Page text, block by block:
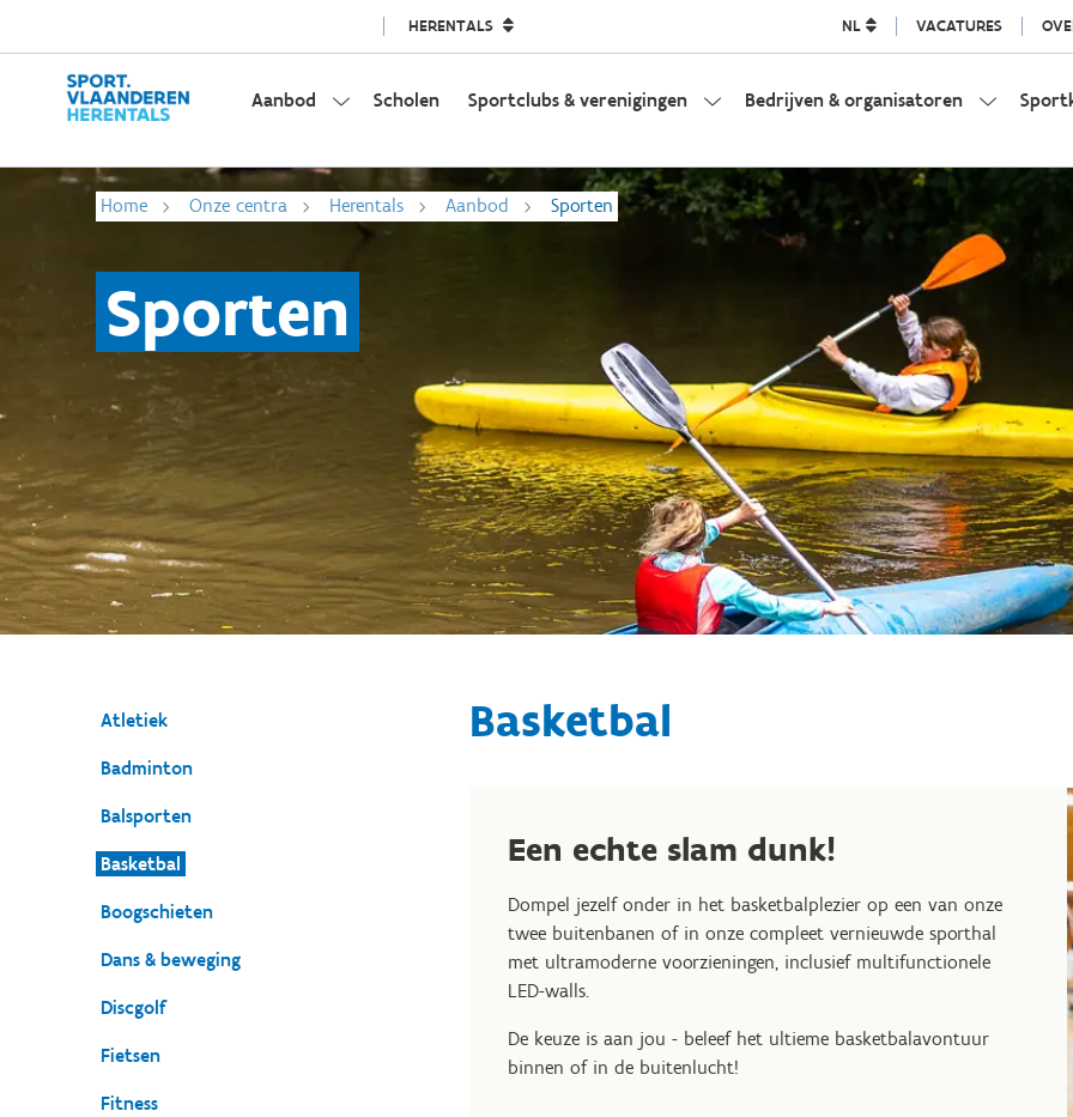
HERENTALS NL VACATURES
Aanbod Scholen Sportclubs & verenigingen Bedrijven & organisatoren
Home Onze centra Herentals Aanbod Sporten
Sporten
Atletiek
Badminton
Balsporten
Basketbal
Boogschieten
Dans & beweging
Discgolf
Fietsen
Fitness
Basketbal
Een echte slam dunk!
Dompel jezelf onder in het basketbalplezier op een van onze
twee buitenbanen of in onze compleet vernieuwde sporthal
met ultramoderne voorzieningen, inclusief multifunctionele
LED-walls.
De keuze is aan jou - beleef het ultieme basketbalavontuur
binnen of in de buitenlucht!